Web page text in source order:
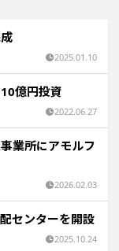
2025.01.10
億円投資
2022.06.27
業所にアモルフ
2026.02.03
センターを開設
2025.10.24